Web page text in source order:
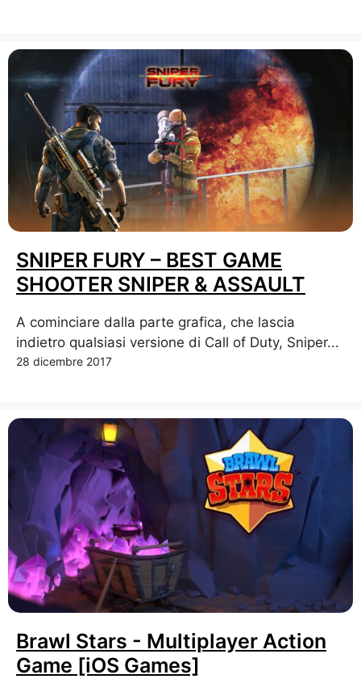
SNIPER FURY – BEST GAME
SHOOTER SNIPER & ASSAULT
A cominciare dalla parte grafica, che lascia
indietro qualsiasi versione di Call of Duty, Sniper...
28 dicembre 2017
Brawl Stars - Multiplayer Action
Game [iOS Games]